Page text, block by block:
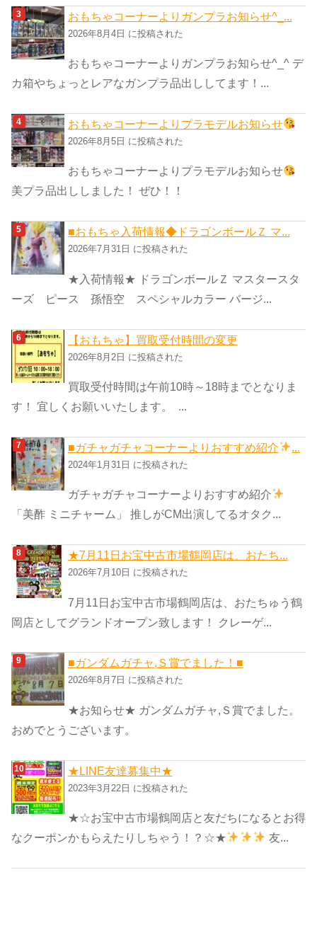
おもちゃコーナーよりガンプラお知らせ^_...
2026年8月4日 に投稿された
おもちゃコーナーよりガンプラお知らせ^_^ デ
カ箱やちょっとレアなガンプラ品出ししてます！...
おもちゃコーナーよりプラモデルお知らせ
2026年8月5日 に投稿された
おもちゃコーナーよりプラモデルお知らせ
美プラ品出ししました！ ぜひ！！
■おもちゃ入荷情報◆ドラゴンボールＺ マ...
2026年7月31日 に投稿された
★入荷情報★ ドラゴンボールＺ マスタースタ
ーズ ピース 孫悟空 スペシャルカラー バージ...
【おもちゃ】買取受付時間の変更
2026年8月2日 に投稿された
買取受付時間は午前10時～18時までとなりま
す！ 宜しくお願いいたします。 ...
■ガチャガチャコーナーよりおすすめ紹介 ...
2024年1月31日 に投稿された
ガチャガチャコーナーよりおすすめ紹介
「美酢 ミニチャーム」 推しがCM出演してるオタク...
★7月11日お宝中古市場鶴岡店は、おたち...
2026年7月10日 に投稿された
7月11日お宝中古市場鶴岡店は、おたちゅう鶴
岡店としてグランドオープン致します！ クレーゲ...
■ガンダムガチャ,Ｓ賞でました！■
2026年8月7日 に投稿された
★お知らせ★ ガンダムガチャ,Ｓ賞でました。
おめでとうございます。
★LINE友達募集中★
2023年3月22日 に投稿された
★☆お宝中古市場鶴岡店と友だちになるとお得
なクーポンかもらえたりしちゃう！？☆★
友...